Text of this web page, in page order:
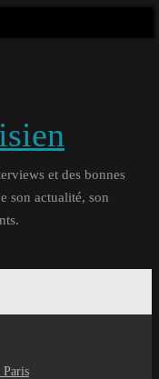
et des bonnes
son actualité, son
Paris